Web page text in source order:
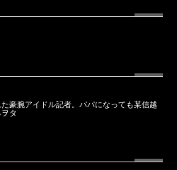
豪腕アイドル記者。パパになっても某信越
タ